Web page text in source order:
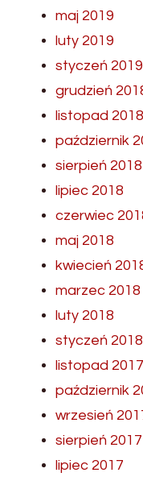
maj 2019
luty 2019
styczeń 2019
grudzień
listopad 2018
październik
sierpień 2018
lipiec 2018
czerwiec
maj 2018
kwiecień
marzec 2018
luty 2018
styczeń 2018
listopad 2017
październik
wrzesień
sierpień 2017
lipiec 2017